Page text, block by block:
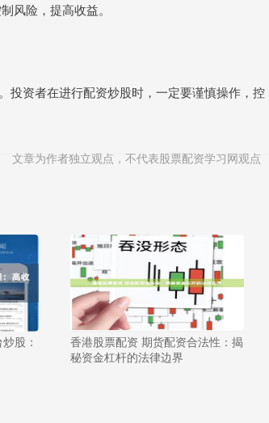
风险，提高收益。
投资者在进行配资炒股时，一定要谨慎操作，控
文章为作者独立观点，不代表股票配资学习网观点
股：
香港股票配资 期货配资合法性：揭
秘资金杠杆的法律边界